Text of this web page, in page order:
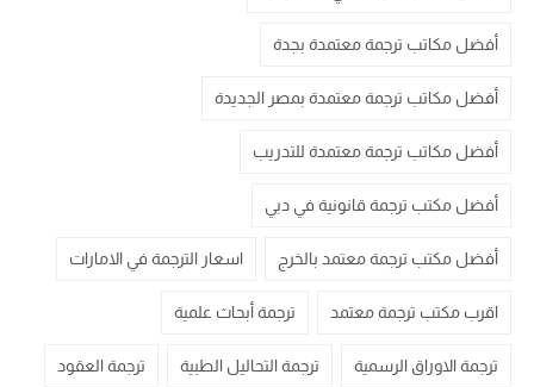
أفضل مكاتب ترجمة معتمدة بجدة
أفضل مكاتب ترجمة معتمدة بمصر الجديدة
أفضل مكاتب ترجمة معتمدة للتدريب
أفضل مكتب ترجمة قانونية في دبي
أفضل مكتب ترجمة معتمد بالخرج اسعار الترجمة في الامارات
اقرب مكتب ترجمة معتمد ترجمة أبحاث علمية
ترجمة الاوراق الرسمية ترجمة التحاليل الطبية ترجمة العقود